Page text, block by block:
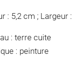
: 5,2 cm ; Largeur
: terre cuite
: peinture